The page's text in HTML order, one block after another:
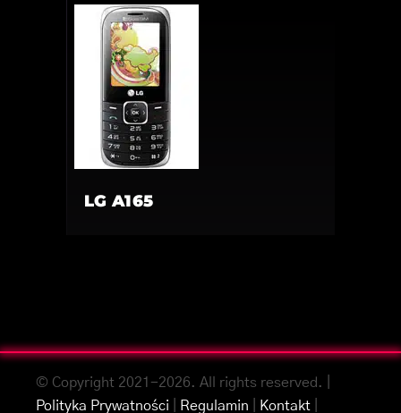
LG A165
© Copyright 2021-2026. All rights reserved. |
Polityka Prywatności
Regulamin Kontakt